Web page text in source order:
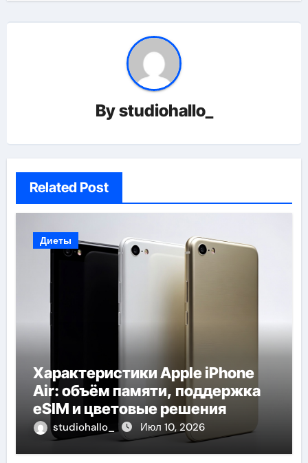
Bystudiohallo_
Related Post
Диеты
Характеристики Apple iPhone
Air: объём памяти, поддержка
eSIM и цветовые решения
studiohallo_ Июл 10, 2026